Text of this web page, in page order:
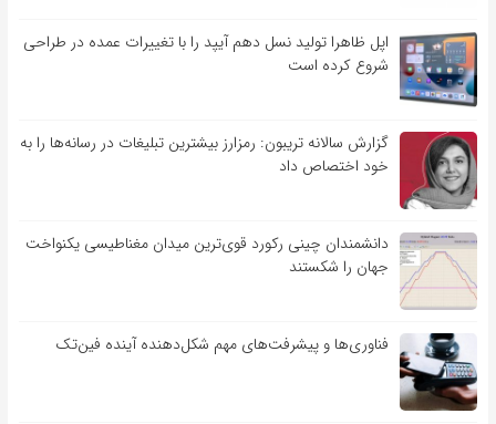
اپل ظاهرا تولید نسل دهم آیپد را با تغییرات عمده در طراحی
شروع کرده است
گزارش سالانه تریبون: رمزارز بیشترین تبلیغات در رسانه‌ها را به
خود اختصاص داد
دانشمندان چینی رکورد قوی‌ترین میدان مغناطیسی یکنواخت
جهان را شکستند
فناوری‌ها و پیشرفت‌های مهم شکل‌دهنده آینده فین‌تک